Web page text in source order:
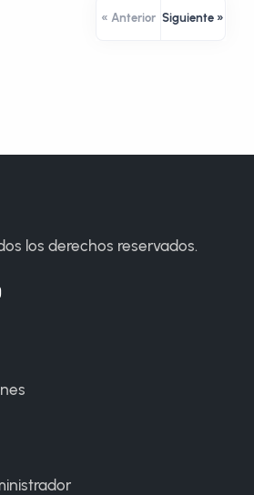
« Anterior Siguiente »
los derechos reservados.